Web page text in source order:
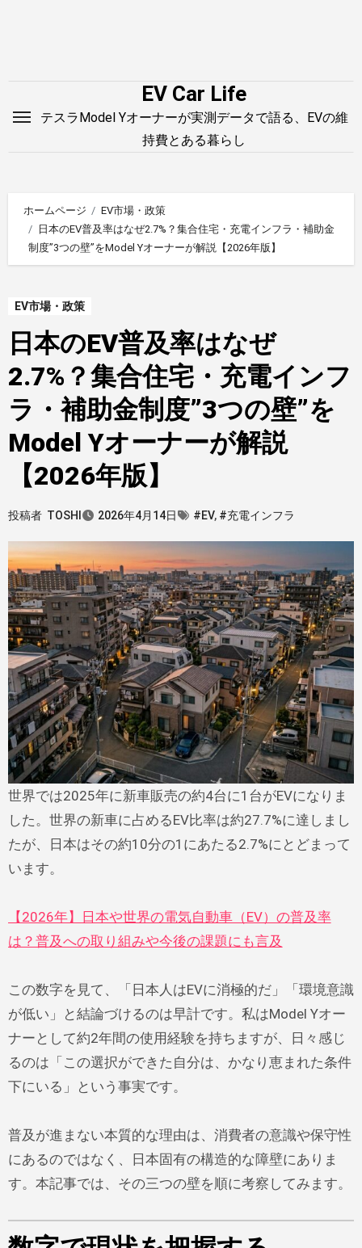
EV Car Life
テスラModel Yオーナーが実測データで語る、EVの維
持費とある暮らし
ホームページ
EV市場・政策
日本のEV普及率はなぜ2.7%？集合住宅・充電インフラ・補助金
制度”3つの壁”をModel Yオーナーが解説【2026年版】
EV市場・政策
日本のEV普及率はなぜ
2.7%？集合住宅・充電インフ
ラ・補助金制度”3つの壁”を
Model Yオーナーが解説
【2026年版】
投稿者 TOSHI 2026年4月14日 #EV, #充電インフラ
世界では2025年に新車販売の約4台に1台がEVになりま
した。世界の新車に占めるEV比率は約27.7%に達しまし
たが、日本はその約10分の1にあたる2.7%にとどまって
います。
【2026年】日本や世界の電気自動車（EV）の普及率
は？普及への取り組みや今後の課題にも言及
この数字を見て、「日本人はEVに消極的だ」「環境意識
が低い」と結論づけるのは早計です。私はModel Yオー
ナーとして約2年間の使用経験を持ちますが、日々感じ
るのは「この選択ができた自分は、かなり恵まれた条件
下にいる」という事実です。
普及が進まない本質的な理由は、消費者の意識や保守性
にあるのではなく、日本固有の構造的な障壁にありま
す。本記事では、その三つの壁を順に考察してみます。